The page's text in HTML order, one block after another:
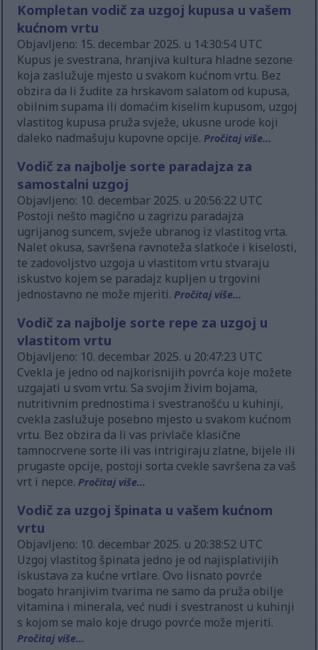
Kompletan vodič za uzgoj kupusa u vašem
kućnom vrtu
Objavljeno: 15. decembar 2025. u 14:30:54 UTC
Kupus je svestrana, hranjiva kultura hladne sezone
koja zaslužuje mjesto u svakom kućnom vrtu. Bez
obzira da li žudite za hrskavom salatom od kupusa,
obilnim supama ili domaćim kiselim kupusom, uzgoj
vlastitog kupusa pruža svježe, ukusne urode koji
daleko nadmašuju kupovne opcije.Pročitaj više...
Vodič za najbolje sorte paradajza za
samostalni uzgoj
Objavljeno: 10. decembar 2025. u 20:56:22 UTC
Postoji nešto magično u zagrizu paradajza
ugrijanog suncem, svježe ubranog iz vlastitog vrta.
Nalet okusa, savršena ravnoteža slatkoće i kiselosti,
te zadovoljstvo uzgoja u vlastitom vrtu stvaraju
iskustvo kojem se paradajz kupljen u trgovini
jednostavno ne može mjeriti.Pročitaj više...
Vodič za najbolje sorte repe za uzgoj u
vlastitom vrtu
Objavljeno: 10. decembar 2025. u 20:47:23 UTC
Cvekla je jedno od najkorisnijih povrća koje možete
uzgajati u svom vrtu. Sa svojim živim bojama,
nutritivnim prednostima i svestranošću u kuhinji,
cvekla zaslužuje posebno mjesto u svakom kućnom
vrtu. Bez obzira da li vas privlače klasične
tamnocrvene sorte ili vas intrigiraju zlatne, bijele ili
prugaste opcije, postoji sorta cvekle savršena za vaš
vrt i nepce.Pročitaj više...
Vodič za uzgoj špinata u vašem kućnom
vrtu
Objavljeno: 10. decembar 2025. u 20:38:52 UTC
Uzgoj vlastitog špinata jedno je od najisplativijih
iskustava za kućne vrtlare. Ovo lisnato povrće
bogato hranjivim tvarima ne samo da pruža obilje
vitamina i minerala, već nudi i svestranost u kuhinji
s kojom se malo koje drugo povrće može mjeriti.
Pročitaj više...